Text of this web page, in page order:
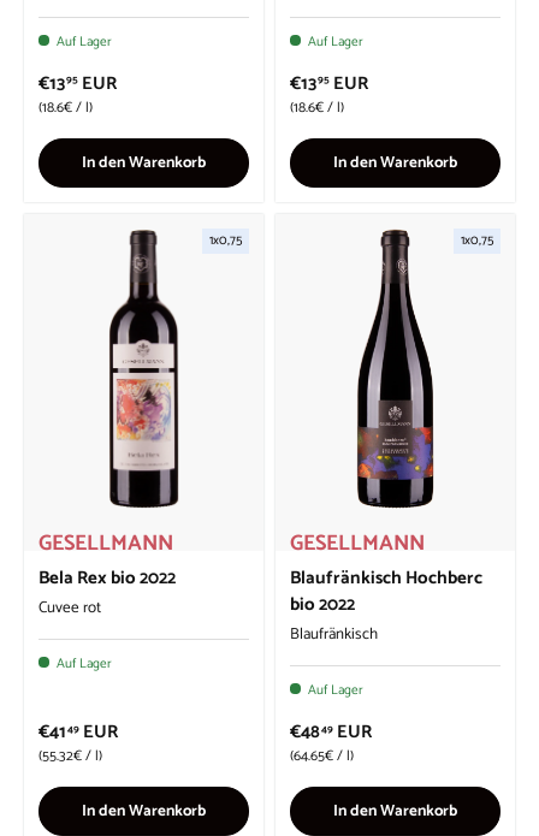
Auf Lager
€1395 EUR
Grundpreis
18.6€/l
In den Warenkorb
Auf Lager
€1395 EUR
Grundpreis
18.6€/l
In den Warenkorb
1x0,75
GESELLMANN
Bela Rex bio 2022
Cuvee rot
Auf Lager
€4149 EUR
Grundpreis
55.32€/l
In den Warenkorb
1x0,75
GESELLMANN
Blaufränkisch Hochberc
bio 2022
Blaufränkisch
Auf Lager
€4849 EUR
Grundpreis
64.65€/l
In den Warenkorb